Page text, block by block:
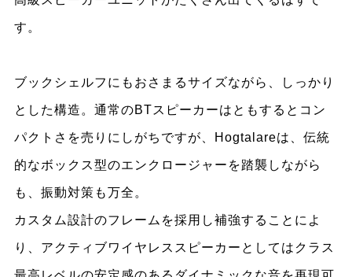
す。
ブックシェルフにもおさまるサイズながら、しっかり
とした構造。通常のBTスピーカーはともするとコン
パクトさを売りにしがちですが、Hogtalareは、伝統
的なボックス型のエンクロージャーを踏襲しながら
も、振動対策も万全。
カスタム設計のフレームを採用し補強することによ
り、アクティブワイヤレススピーカーとしてはクラス